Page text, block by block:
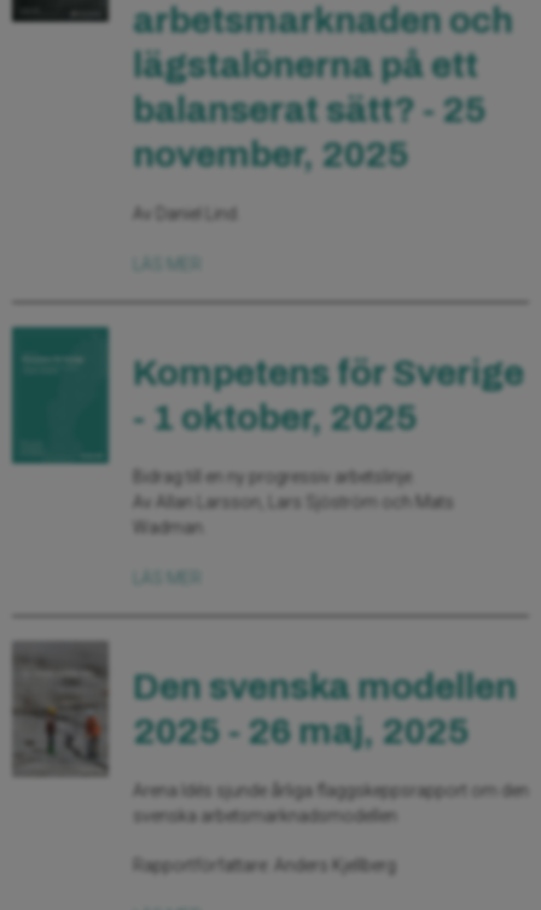
arbetsmarknaden och
lägstalönerna på ett
balanserat sätt? - 25
november, 2025
Av Daniel Lind.
Kompetens för Sverige
- 1 oktober, 2025
Bidrag till en ny progressiv arbetslinje.
Av Allan Larsson, Lars Sjöström och Mats
Wadman.
Den svenska modellen
2025 - 26 maj, 2025
Arena Idés sjunde årliga flaggskeppsrapport om den
svenska arbetsmarknadsmodellen
Rapportförfattare: Anders Kjellberg